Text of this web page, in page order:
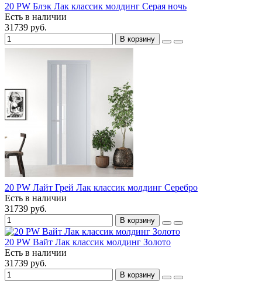
20 PW Блэк Лак классик молдинг Серая ночь
Есть в наличии
31739 руб.
В корзину
20 PW Лайт Грей Лак классик молдинг Серебро
Есть в наличии
31739 руб.
В корзину
20 PW Вайт Лак классик молдинг Золото
Есть в наличии
31739 руб.
В корзину